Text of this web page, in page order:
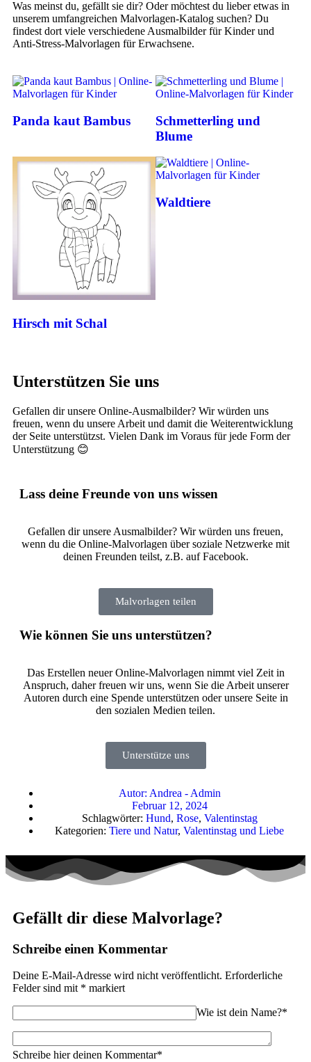
Was meinst du, gefällt sie dir? Oder möchtest du lieber etwas in
unserem umfangreichen Malvorlagen-Katalog suchen? Du
findest dort viele verschiedene Ausmalbilder für Kinder und
Anti-Stress-Malvorlagen für Erwachsene.
Panda kaut Bambus
Schmetterling und
Blume
Hirsch mit Schal
Waldtiere
Unterstützen Sie uns
Gefallen dir unsere Online-Ausmalbilder? Wir würden uns
freuen, wenn du unsere Arbeit und damit die Weiterentwicklung
der Seite unterstützst. Vielen Dank im Voraus für jede Form der
Unterstützung 😊
Lass deine Freunde von uns wissen
Gefallen dir unsere Ausmalbilder? Wir würden uns freuen,
wenn du die Online-Malvorlagen über soziale Netzwerke mit
deinen Freunden teilst, z.B. auf Facebook.
Malvorlagen teilen
Wie können Sie uns unterstützen?
Das Erstellen neuer Online-Malvorlagen nimmt viel Zeit in
Anspruch, daher freuen wir uns, wenn Sie die Arbeit unserer
Autoren durch eine Spende unterstützen oder unsere Seite in
den sozialen Medien teilen.
Unterstütze uns
Autor: Andrea - Admin
Februar 12, 2024
Schlagwörter: Hund, Rose, Valentinstag
Kategorien: Tiere und Natur, Valentinstag und Liebe
Gefällt dir diese Malvorlage?
Schreibe einen Kommentar
Deine E-Mail-Adresse wird nicht veröffentlicht. Erforderliche
Felder sind mit * markiert
Wie ist dein Name?*
Schreibe hier deinen Kommentar*